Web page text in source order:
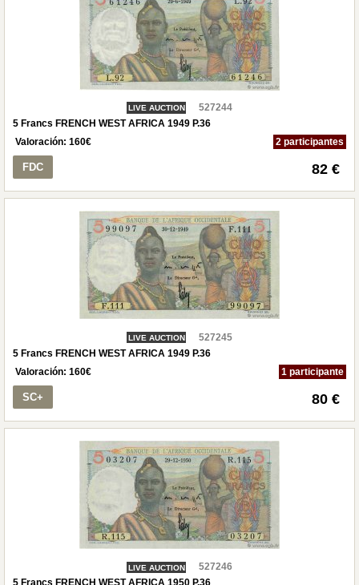
LIVE AUCTION
527244
5 Francs FRENCH WEST AFRICA 1949 P.36
Valoración: 160€ 2 participantes
FDC 82 €
LIVE AUCTION
527245
5 Francs FRENCH WEST AFRICA 1949 P.36
Valoración: 160€ 1 participante
SC+ 80 €
LIVE AUCTION
527246
5 Francs FRENCH WEST AFRICA 1950 P.36